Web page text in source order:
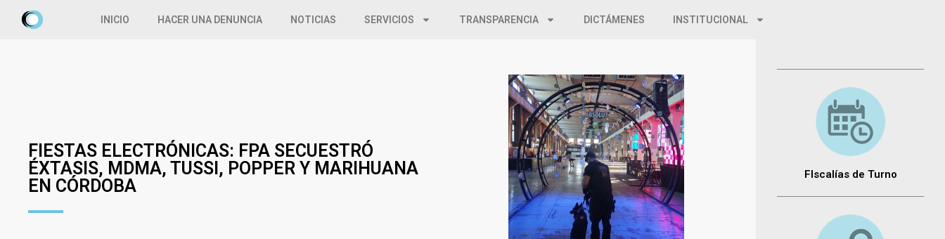
INICIO HACER UNA DENUNCIA NOTICIAS SERVICIOS TRANSPARENCIA DICTÁMENES INSTITUCIONAL
FIESTAS ELECTRÓNICAS: FPA SECUESTRÓ
ÉXTASIS, MDMA, TUSSI, POPPER Y MARIHUANA
EN CÓRDOBA
FIscalías de Turno